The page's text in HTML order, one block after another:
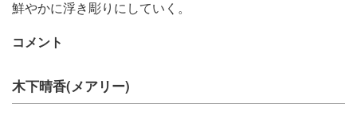
鮮やかに浮き彫りにしていく。
コメント
木下晴香(メアリー)